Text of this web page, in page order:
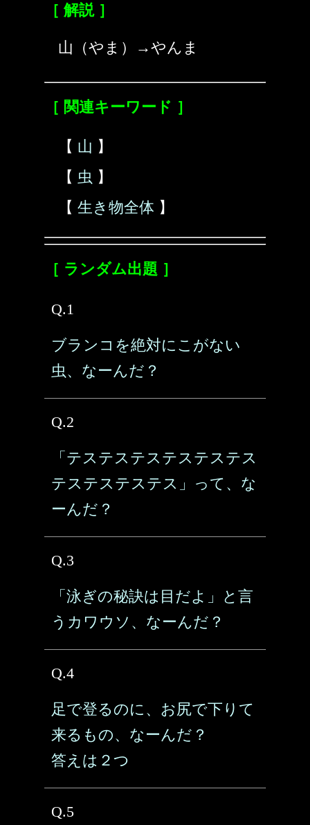
［ 解説 ］
山（やま）→やんま
［ 関連キーワード ］
【 山 】
【 虫 】
【 生き物全体 】
［ ランダム出題 ］
Q.1
ブランコを絶対にこがない
虫、なーんだ？
Q.2
「テステステステステステス
テステステステス」って、な
ーんだ？
Q.3
「泳ぎの秘訣は目だよ」と言
うカワウソ、なーんだ？
Q.4
足で登るのに、お尻で下りて
来るもの、なーんだ？
答えは２つ
Q.5